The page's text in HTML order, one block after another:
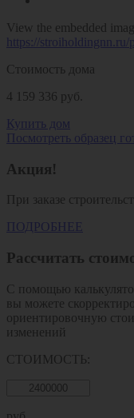
View the embedded
https://
Стоимость дома
4 159 336 руб.
Купить дом
Посмотреть образец
Акция!
При заказе
ПОДРОБНЕЕ
Рассчитать
С помощью
вы можете
ориентировочную
изменений
СТОИМОСТЬ: